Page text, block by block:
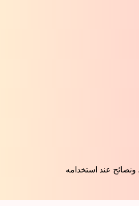
ونصائح عند استخدامه